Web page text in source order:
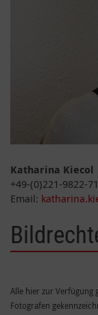
Katharina Kiecol
+49-(0)221-9822-
Email:
Alle hier zur Verfügung
Fotografen